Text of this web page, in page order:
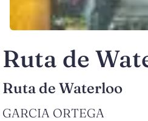
Ruta de
Ruta de Waterloo
GARCIA ORTEGA